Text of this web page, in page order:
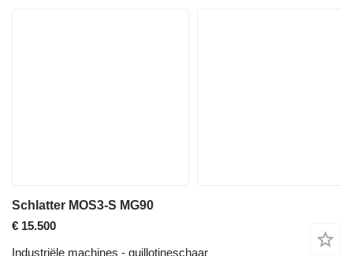
Schlatter MOS3-S MG90
€ 15.500
Industriële machines - guillotineschaar